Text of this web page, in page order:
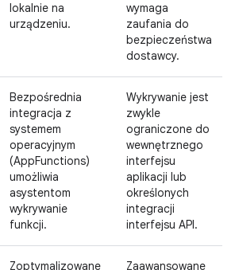
lokalnie na
urządzeniu.
wymaga
zaufania do
bezpieczeństwa
dostawcy.
Bezpośrednia
integracja z
systemem
operacyjnym
(AppFunctions)
umożliwia
asystentom
wykrywanie
funkcji.
Wykrywanie jest
zwykle
ograniczone do
wewnętrznego
interfejsu
aplikacji lub
określonych
integracji
interfejsu API.
Zoptymalizowane
Zaawansowane